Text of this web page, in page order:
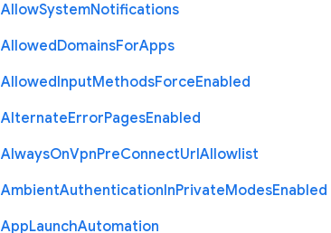
AllowSystemNotifications
AllowedDomainsForApps
AllowedInputMethodsForceEnabled
AlternateErrorPagesEnabled
AlwaysOnVpnPreConnectUrlAllowlist
AmbientAuthenticationInPrivateModesEnabled
AppLaunchAutomation